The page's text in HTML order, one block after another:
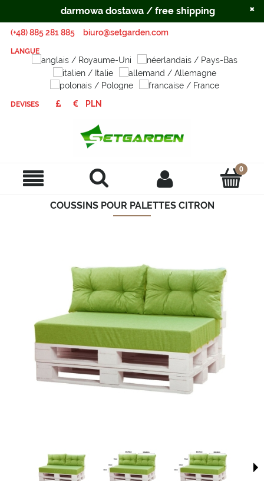
(+48) 885 281 885 biuro@setgarden.com
LANGUE
DEVISES
COUSSINS POUR PALETTES CITRON
darmowa dostawa / free shipping ×